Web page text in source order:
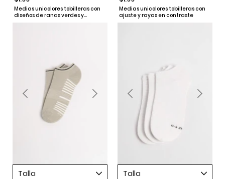
Medias unicolores tobilleras con
diseños de ranas verdes y
contrastes
Medias unicolores tobilleras con
ajuste y rayas en contraste
Talla Talla